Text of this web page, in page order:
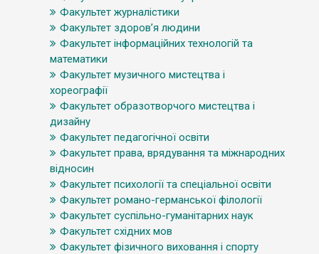
Факультет журналістики
Факультет здоров’я людини
Факультет інформаційних технологій та
математики
Факультет музичного мистецтва і
хореографії
Факультет образотворчого мистецтва і
дизайну
Факультет педагогічної освіти
Факультет права, врядування та міжнародних
відносин
Факультет психології та спеціальної освіти
Факультет романо-германської філології
Факультет суспільно-гуманітарних наук
Факультет східних мов
Факультет фізичного виховання і спорту